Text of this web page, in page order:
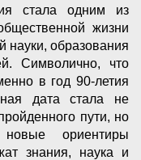
стала одним из
жизни
науки, образования
Символично, что
в год 90-летия
дата стала не
пути, но
ориентиры
знания, наука и